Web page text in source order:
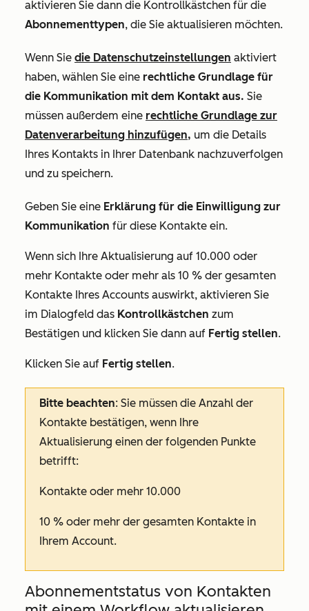
aktivieren Sie dann die Kontrollkästchen für die
Abonnementtypen, die Sie aktualisieren möchten.
Wenn Sie die Datenschutzeinstellungen aktiviert
haben, wählen Sie eine rechtliche Grundlage für
die Kommunikation mit dem Kontakt aus. Sie
müssen außerdem eine rechtliche Grundlage zur
Datenverarbeitung hinzufügen, um die Details
Ihres Kontakts in Ihrer Datenbank nachzuverfolgen
und zu speichern.
Geben Sie eine Erklärung für die Einwilligung zur
Kommunikation für diese Kontakte ein.
Wenn sich Ihre Aktualisierung auf 10.000 oder
mehr Kontakte oder mehr als 10 % der gesamten
Kontakte Ihres Accounts auswirkt, aktivieren Sie
im Dialogfeld das Kontrollkästchen zum
Bestätigen und klicken Sie dann auf Fertig stellen.
Klicken Sie auf Fertig stellen.
Bitte beachten: Sie müssen die Anzahl der
Kontakte bestätigen, wenn Ihre
Aktualisierung einen der folgenden Punkte
betrifft:
Kontakte oder mehr 10.000
10 % oder mehr der gesamten Kontakte in
Ihrem Account.
Abonnementstatus von Kontakten